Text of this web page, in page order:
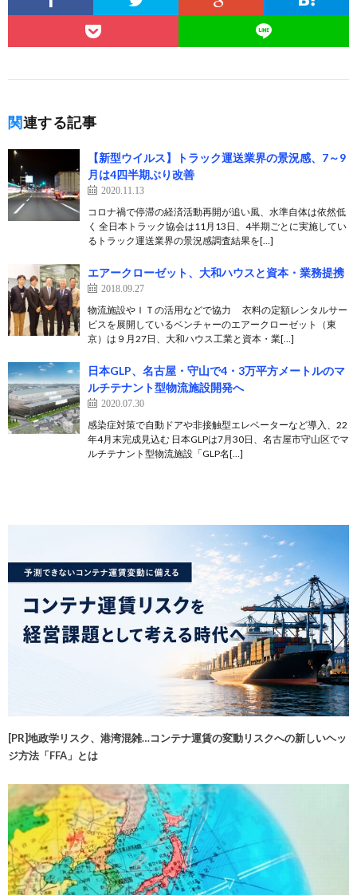
関連する記事
【新型ウイルス】トラック運送業界の景況感、7～9
月は4四半期ぶり改善
2020.11.13
コロナ禍で停滞の経済活動再開が追い風、水準自体は依然低
く 全日本トラック協会は11月13日、4半期ごとに実施してい
るトラック運送業界の景況感調査結果を[…]
エアークローゼット、大和ハウスと資本・業務提携
2018.09.27
物流施設やＩＴの活用などで協力 衣料の定額レンタルサー
ビスを展開しているベンチャーのエアークローゼット（東
京）は９月27日、大和ハウス工業と資本・業[…]
日本GLP、名古屋・守山で4・3万平方メートルのマ
ルチテナント型物流施設開発へ
2020.07.30
感染症対策で自動ドアや非接触型エレベーターなど導入、22
年4月末完成見込む 日本GLPは7月30日、名古屋市守山区でマ
ルチテナント型物流施設「GLP名[…]
[PR]地政学リスク、港湾混雑…コンテナ運賃の変動リスクへの新しいヘッ
ジ方法「FFA」とは